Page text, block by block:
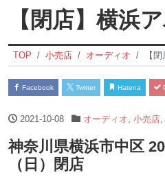
【閉店】横浜
TOP 小売店 オーディオ 【
Facebook Twitter Hatena
2021-10-08 オーディオ 小売店,
神奈川県横浜市中区
（日）閉店